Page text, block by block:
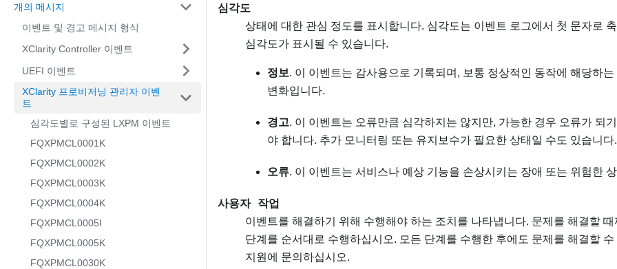
개의 메시지
이벤트 및 경고 메시지 형식
XClarity Controller 이벤트
UEFI 이벤트
XClarity 프로비저닝 관리자 이벤
트
심각도별로 구성된 LXPM 이벤트
FQXPMCL0001K
FQXPMCL0002K
FQXPMCL0003K
FQXPMCL0004K
FQXPMCL0005I
FQXPMCL0005K
FQXPMCL0030K
심각도
상태에 대한 관심 정도를 표시합니다. 심각도는 이벤트 로그에서 첫 문자로
심각도가 표시될 수 있습니다.
정보. 이 이벤트는 감사용으로 기록되며, 보통 정상적인 동작에 해당하
변화입니다.
경고. 이 이벤트는 오류만큼 심각하지는 않지만, 가능한 경우 오류가 되
야 합니다. 추가 모니터링 또는 유지보수가 필요한 상태일 수도 있습니다.
오류. 이 이벤트는 서비스나 예상 기능을 손상시키는 장애 또는 위험한
사용자 작업
이벤트를 해결하기 위해 수행해야 하는 조치를 나타냅니다. 문제를 해결할
단계를 순서대로 수행하십시오. 모든 단계를 수행한 후에도 문제를 해결할
지원 에 문의하십시오.